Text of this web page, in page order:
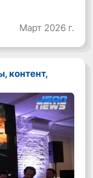
Март 2026 г.